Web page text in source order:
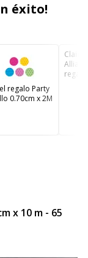
éxito!
regalo Party
0.70cm x 2M
x 10 m - 65